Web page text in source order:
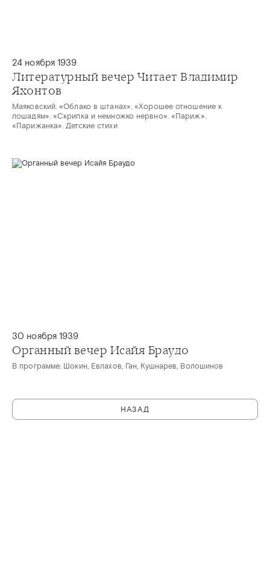
24 ноября 1939
Литературный вечер Читает Владимир
Яхонтов
Маяковский. «Облако в штанах». «Хорошее отношение к
лошадям». «Скрипка и немножко нервно». «Париж».
«Парижанка». Детские стихи
30 ноября 1939
Органный вечер Исайя Браудо
В программе: Шокин, Евлахов, Ган, Кушнарев, Волошинов
НАЗАД